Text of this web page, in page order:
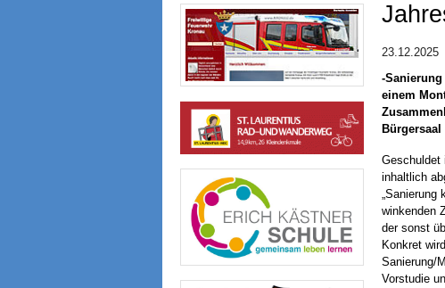
23.12.2025
-
einem
Bürgersaal
Geschuldet
inhaltlich
„Sanierung
winkenden
der sonst
Konkret
Sanierung/
Vorstudie